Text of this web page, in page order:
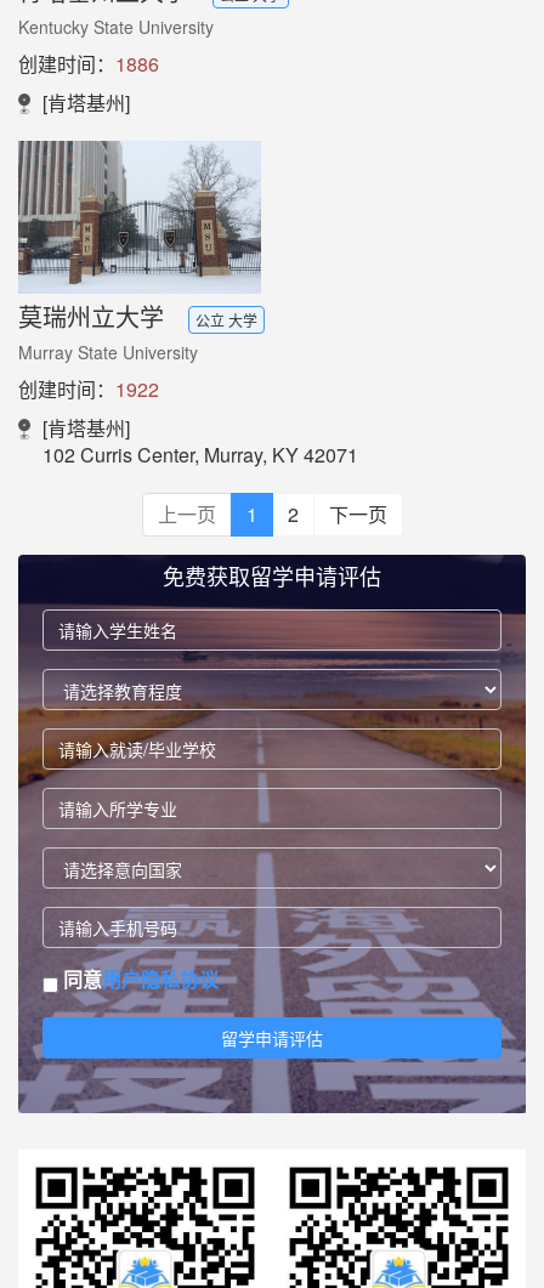
Kentucky State University
创建时间： 1886
[肯塔基州]
莫瑞州立大学 公立 大学
Murray State University
创建时间： 1922
[肯塔基州]
102 Curris Center, Murray, KY 42071
上一页 1 2 下一页
免费获取留学申请评估
同意用户隐私协议
留学申请评估